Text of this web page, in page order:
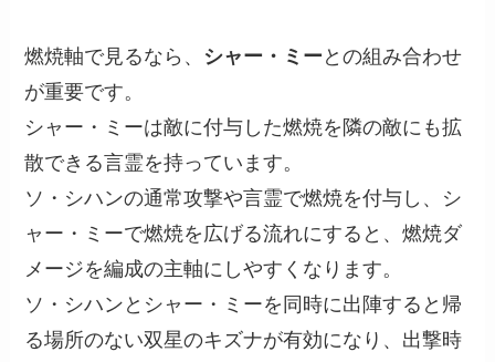
燃焼軸で見るなら、 シャー・ミー との組み合わせ
が重要です。
シャー・ミーは敵に付与した燃焼を隣の敵にも拡
散できる言霊を持っています。
ソ・シハンの通常攻撃や言霊で燃焼を付与し、シ
ャー・ミーで燃焼を広げる流れにすると、燃焼ダ
メージを編成の主軸にしやすくなります。
ソ・シハンとシャー・ミーを同時に出陣すると帰
る場所のない双星のキズナが有効になり、出撃時